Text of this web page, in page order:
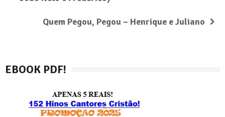
Quem Pegou, Pegou – Henrique e Juliano
EBOOK PDF!